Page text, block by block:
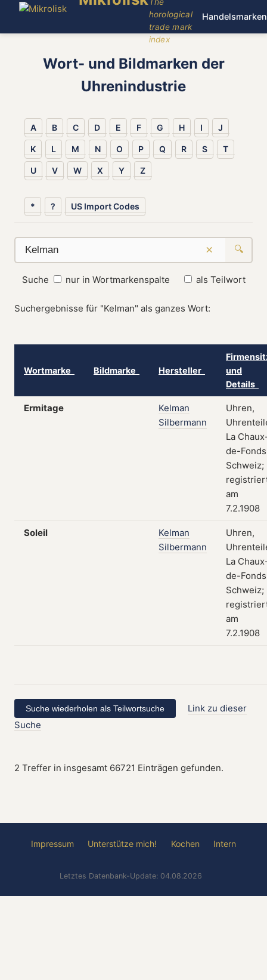
horological
trade mark
index
Handelsmarken
Wort- und Bildmarken der
Uhrenindustrie
A B C D E F G H I J
K L M N O P Q R S T
U V W X Y Z
* ? US Import Codes
× 🔍
Suche nur in Wortmarkenspalte als Teilwort
Suchergebnisse für "Kelman" als ganzes Wort:
Wortmarke Bildmarke Hersteller
und
Details
Ermitage
Kelman
Silbermann
Uhren,
La
de-
Schweiz;
am
7.2.1908
Soleil
Kelman
Silbermann
Uhren,
La
de-
Schweiz;
am
7.2.1908
Link zu dieser
Suche
2 Treffer in insgesamt 66721 Einträgen gefunden.
Impressum Unterstütze mich! Kochen Intern
Letztes Datenbank-Update: 04.08.2026